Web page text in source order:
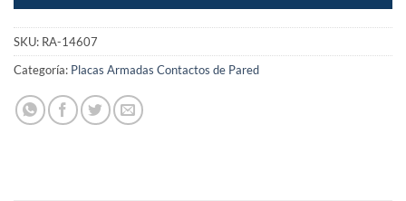
SKU: RA-14607
Categoría: Placas Armadas Contactos de Pared